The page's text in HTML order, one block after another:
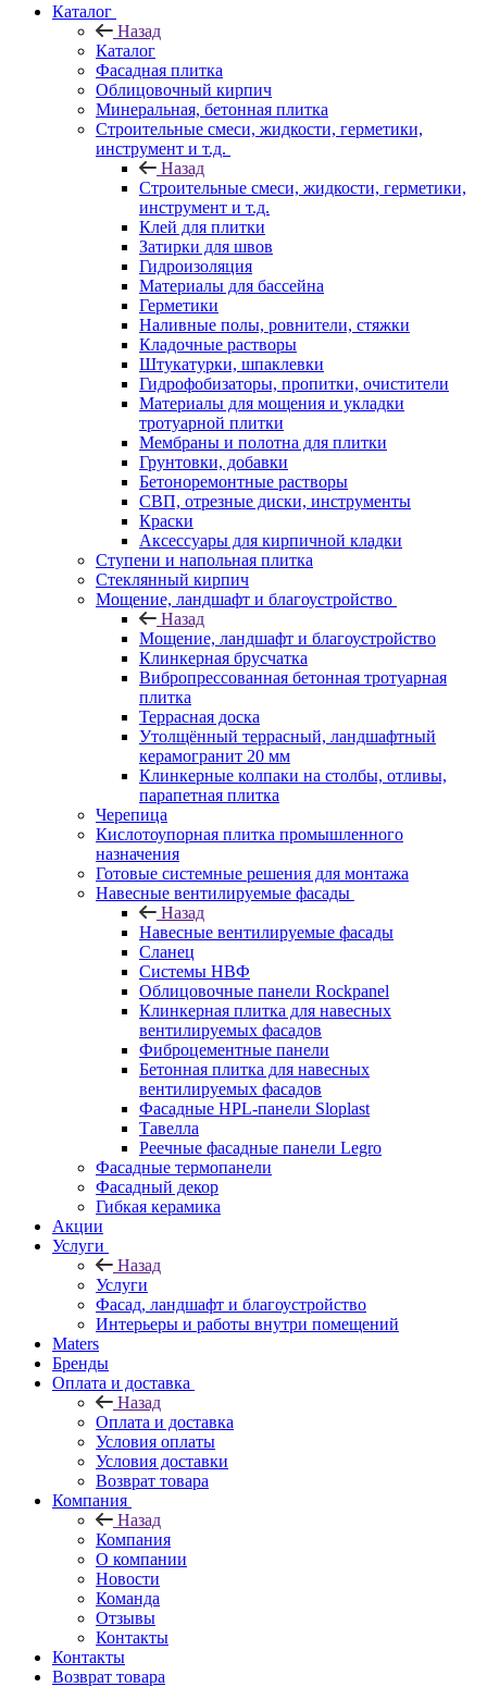
Каталог
Назад
Каталог
Фасадная плитка
Облицовочный кирпич
Минеральная, бетонная плитка
Строительные смеси, жидкости, герметики,
инструмент и т.д.
Назад
Строительные смеси, жидкости, герметики,
инструмент и т.д.
Клей для плитки
Затирки для швов
Гидроизоляция
Материалы для бассейна
Герметики
Наливные полы, ровнители, стяжки
Кладочные растворы
Штукатурки, шпаклевки
Гидрофобизаторы, пропитки, очистители
Материалы для мощения и укладки
тротуарной плитки
Мембраны и полотна для плитки
Грунтовки, добавки
Бетоноремонтные растворы
СВП, отрезные диски, инструменты
Краски
Аксессуары для кирпичной кладки
Ступени и напольная плитка
Cтеклянный кирпич
Мощение, ландшафт и благоустройство
Назад
Мощение, ландшафт и благоустройство
Клинкерная брусчатка
Вибропрессованная бетонная тротуарная
плитка
Террасная доска
Утолщённый террасный, ландшафтный
керамогранит 20 мм
Клинкерные колпаки на столбы, отливы,
парапетная плитка
Черепица
Кислотоупорная плитка промышленного
назначения
Готовые системные решения для монтажа
Навесные вентилируемые фасады
Назад
Навесные вентилируемые фасады
Сланец
Системы НВФ
Облицовочные панели Rockpanel
Клинкерная плитка для навесных
вентилируемых фасадов
Фиброцементные панели
Бетонная плитка для навесных
вентилируемых фасадов
Фасадные HPL-панели Sloplast
Тавелла
Реечные фасадные панели Legro
Фасадные термопанели
Фасадный декор
Гибкая керамика
Акции
Услуги
Назад
Услуги
Фасад, ландшафт и благоустройство
Интерьеры и работы внутри помещений
Maters
Бренды
Оплата и доставка
Назад
Оплата и доставка
Условия оплаты
Условия доставки
Возврат товара
Компания
Назад
Компания
О компании
Новости
Команда
Отзывы
Контакты
Контакты
Возврат товара